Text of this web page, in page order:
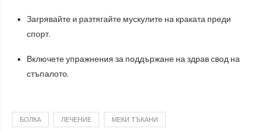
Загрявайте и разтягайте мускулите на краката преди
спорт.
Включете упражнения за поддържане на здрав свод на
стъпалото.
БОЛКА ЛЕЧЕНИЕ МЕКИ ТЪКАНИ